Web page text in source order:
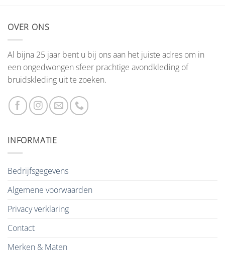
OVER ONS
Al bijna 25 jaar bent u bij ons aan het juiste adres om in
een ongedwongen sfeer prachtige avondkleding of
bruidskleding uit te zoeken.
INFORMATIE
Bedrijfsgegevens
Algemene voorwaarden
Privacy verklaring
Contact
Merken & Maten